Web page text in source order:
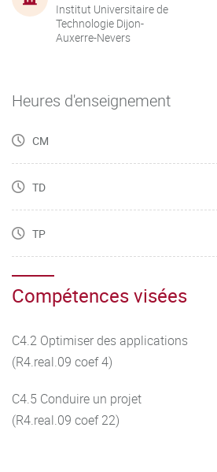
Institut Universitaire de
Technologie Dijon-
Auxerre-Nevers
Heures d'enseignement
CM
TD
TP
Compétences visées
C4.2 Optimiser des applications
(R4.real.09 coef 4)
C4.5 Conduire un projet
(R4.real.09 coef 22)